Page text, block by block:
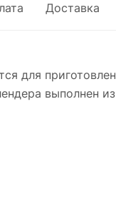
Доставка
для
выполнен